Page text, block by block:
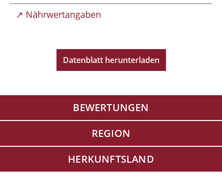
↗ Nährwertangaben
Datenblatt herunterladen
BEWERTUNGEN
REGION
HERKUNFTSLAND